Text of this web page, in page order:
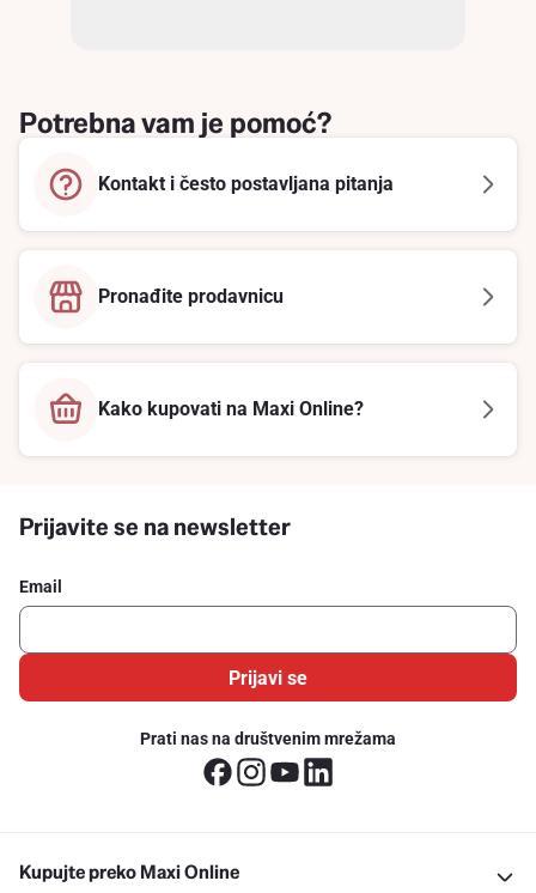
Potrebna vam je pomoć?
Kontakt i često postavljana pitanja
Pronađite prodavnicu
Kako kupovati na Maxi Online?
Prijavite se na newsletter
Email
Prijavi se
Prati nas na društvenim mrežama
Kupujte preko Maxi Online